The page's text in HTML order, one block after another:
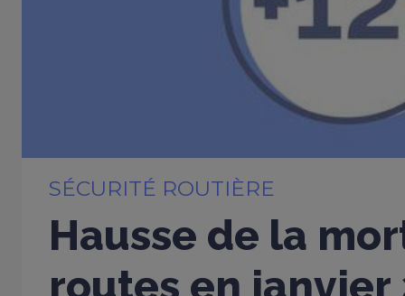
SÉCURITÉ ROUTIÈRE
Hausse de la